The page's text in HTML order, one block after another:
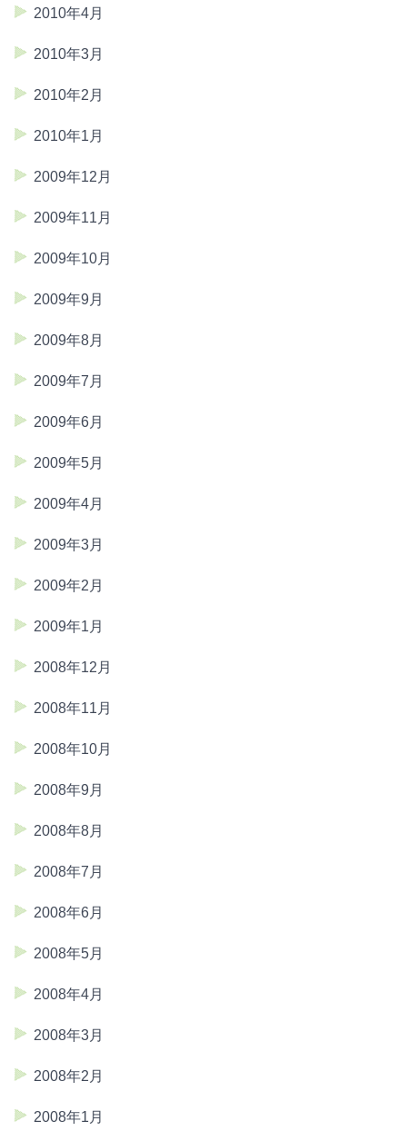
2010年4月
2010年3月
2010年2月
2010年1月
2009年12月
2009年11月
2009年10月
2009年9月
2009年8月
2009年7月
2009年6月
2009年5月
2009年4月
2009年3月
2009年2月
2009年1月
2008年12月
2008年11月
2008年10月
2008年9月
2008年8月
2008年7月
2008年6月
2008年5月
2008年4月
2008年3月
2008年2月
2008年1月